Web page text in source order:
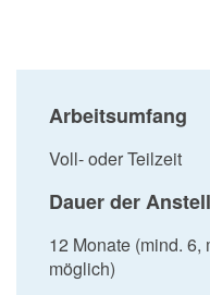
Arbeitsumfang
Voll- oder Teilzeit
Dauer der
12 Monate (mind. 6,
möglich)